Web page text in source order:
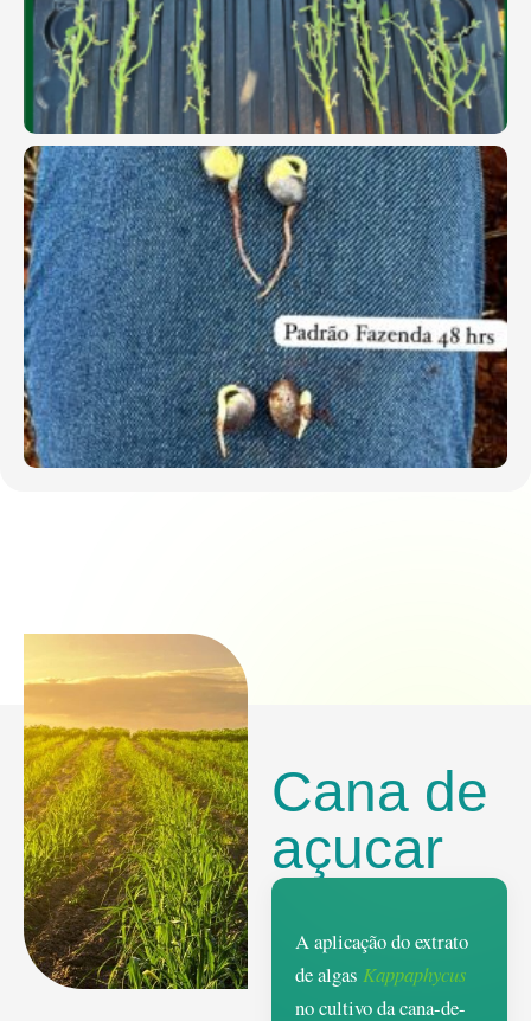
Cana de
açucar
A aplicação do extrato
de algas Kappaphycus
no cultivo da cana-de-